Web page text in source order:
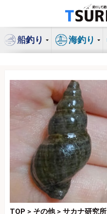
ン
船釣り 海釣り
TOP > その他> サカナ研究所